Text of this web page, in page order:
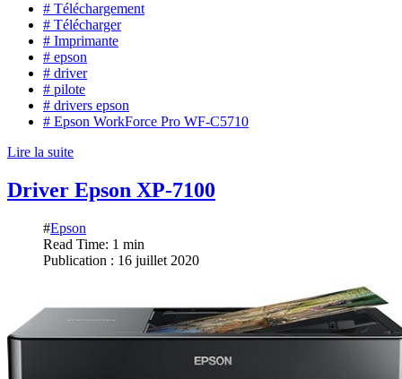
# Téléchargement
# Télécharger
# Imprimante
# epson
# driver
# pilote
# drivers epson
# Epson WorkForce Pro WF-C5710
Lire la suite
Driver Epson XP-7100
#Epson
Read Time: 1 min
Publication : 16 juillet 2020